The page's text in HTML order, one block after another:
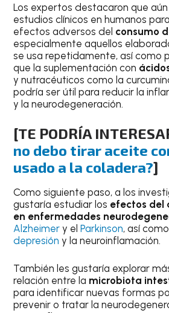
Los expertos destacaron que
estudios clínicos en humanos
efectos adversos del consumo
especialmente aquellos
se usa repetidamente, así como
que la suplementación con
y nutracéuticos como la
podría ser útil para reducir la
y la neurodegeneración.
[TE PODRÍA
no debo tirar aceite
usado a la coladera?]
Como siguiente paso, a los
gustaría estudiar los efectos del
en enfermedades
Alzheimer y elParkinson, así
depresión y la neuroinflamación.
También les gustaría explorar
relación entre la microbiota
para identificar nuevas formas
prevenir o tratar la